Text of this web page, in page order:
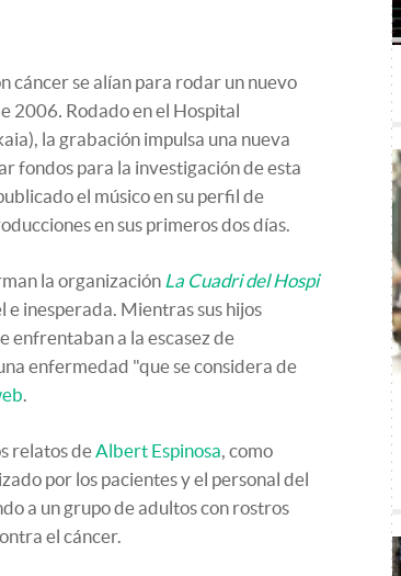
cáncer se alían para rodar un nuevo
2006. Rodado en el Hospital
), la grabación impulsa una nueva
fondos para la investigación de esta
el músico en su perfil de
en sus primeros dos días.
la organización La Cuadri del Hospi
e inesperada. Mientras sus hijos
enfrentaban a la escasez de
enfermedad "que se considera de
.
relatos deAlbert Espinosa, como
por los pacientes y el personal del
a un grupo de adultos con rostros
el cáncer.